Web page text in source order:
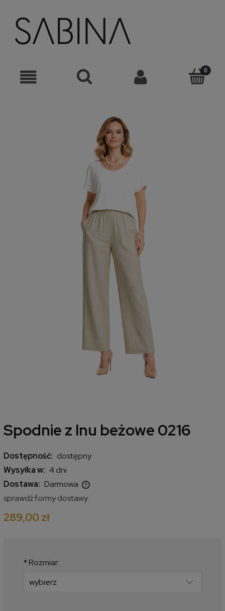
Spodnie z lnu beżowe 0216
Dostępność: dostępny
Wysyłka w: 4 dni
Dostawa: Darmowa
Cena nie zawiera ewentualnych kosztów płatności
sprawdź formy dostawy
289,00 zł
* Rozmiar: